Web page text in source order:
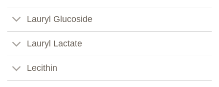
Lauryl Glucoside
Lauryl Lactate
Lecithin